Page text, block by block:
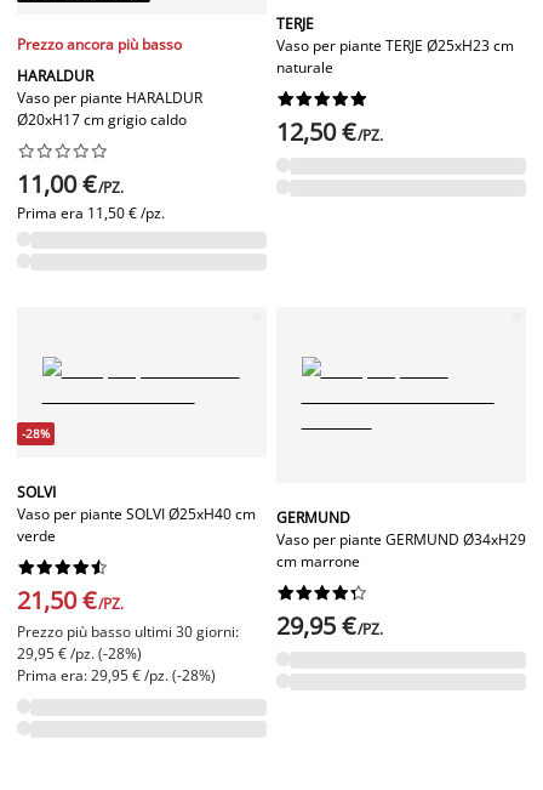
Prezzo ancora più basso
HARALDUR
Vaso per piante HARALDUR
Ø20xH17 cm grigio caldo






11,00 €/PZ.
Prima era 11,50 € /pz.
TERJE
Vaso per piante TERJE Ø25xH23 cm
naturale






12,50 €/PZ.
-28%
SOLVI
Vaso per piante SOLVI Ø25xH40 cm
verde






21,50 €/PZ.
Prezzo più basso ultimi 30 giorni:
29,95 € /pz. (-28%)
Prima era: 29,95 € /pz. (-28%)
GERMUND
Vaso per piante GERMUND Ø34xH29
cm marrone






29,95 €/PZ.